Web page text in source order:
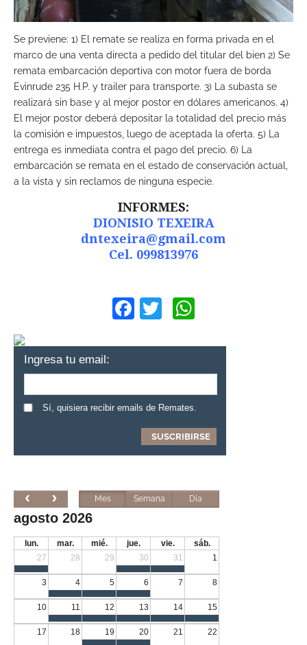
Se previene: 1) El remate se realiza en forma privada en el
marco de una venta directa a pedido del titular del bien 2) Se
remata embarcación deportiva con motor fuera de borda
Evinrude 235 H.P. y trailer para transporte. 3) La subasta se
realizará sin base y al mejor postor en dólares americanos. 4)
El mejor postor deberá depositar la totalidad del precio más
la comisión e impuestos, luego de aceptada la oferta. 5) La
entrega es inmediata contra el pago del precio. 6) La
embarcación se remata en el estado de conservación actual,
a la vista y sin reclamos de ninguna especie.
INFORMES:
DIONISIO TEXEIRA
dntexeira@gmail.com
Cel. 099813976
Facebook
Twitter
Ingresa tu email:
Sí, quisiera recibir emails de Remates.
Mes Semana Día
agosto 2026
lun. mar. mié. jue. vie.
sáb.
27
28 29 30 31 1
3 4 5 6 7 8
10 11 12 13 14 15
17 18 19 20 21 22